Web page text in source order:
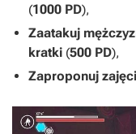
(1000 PD),
Zaatakuj
kratki (500 PD),
Zaproponuj